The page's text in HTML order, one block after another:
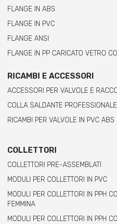
FLANGE IN ABS
FLANGE IN PVC
FLANGE ANSI
FLANGE IN PP CARICATO VETRO
RICAMBI E ACCESSORI
ACCESSORI PER VALVOLE E
COLLA SALDANTE
RICAMBI PER VALVOLE IN PVC ABS
COLLETTORI
COLLETTORI PRE-ASSEMBLATI
MODULI PER COLLETTORI IN PVC
MODULI PER COLLETTORI IN PPH
FEMMINA
MODULI PER COLLETTORI IN PPH